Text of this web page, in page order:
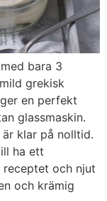
bara 3
grekisk
en perfekt
glassmaskin.
klar på nolltid.
ha ett
receptet och njut
och krämig